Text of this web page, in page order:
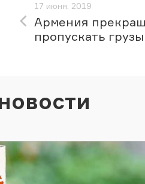
17 июня, 2019
Армения
пропускать